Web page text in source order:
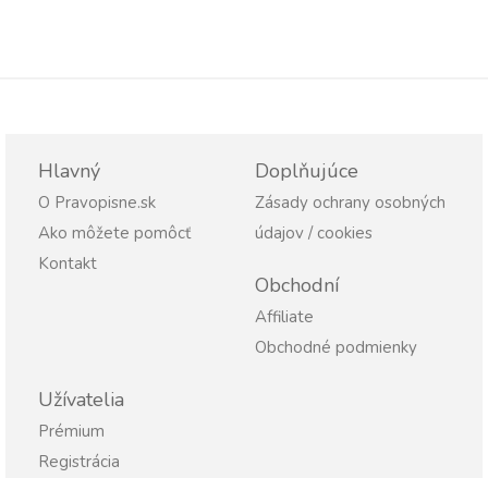
Hlavný
O Pravopisne.sk
Ako môžete pomôcť
Kontakt
Doplňujúce
Zásady ochrany osobných
údajov / cookies
Obchodní
Affiliate
Obchodné podmienky
Užívatelia
Prémium
Registrácia